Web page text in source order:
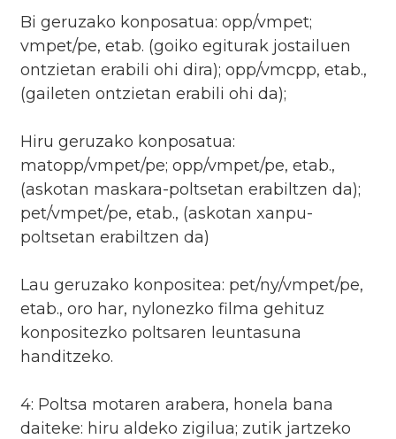
Bi geruzako konposatua: opp/vmpet;
vmpet/pe, etab. (goiko egiturak jostailuen
ontzietan erabili ohi dira); opp/vmcpp, etab.,
(gaileten ontzietan erabili ohi da);
Hiru geruzako konposatua:
matopp/vmpet/pe; opp/vmpet/pe, etab.,
(askotan maskara-poltsetan erabiltzen da);
pet/vmpet/pe, etab., (askotan xanpu-
poltsetan erabiltzen da)
Lau geruzako konpositea: pet/ny/vmpet/pe,
etab., oro har, nylonezko filma gehituz
konpositezko poltsaren leuntasuna
handitzeko.
4: Poltsa motaren arabera, honela bana
daiteke: hiru aldeko zigilua; zutik jartzeko